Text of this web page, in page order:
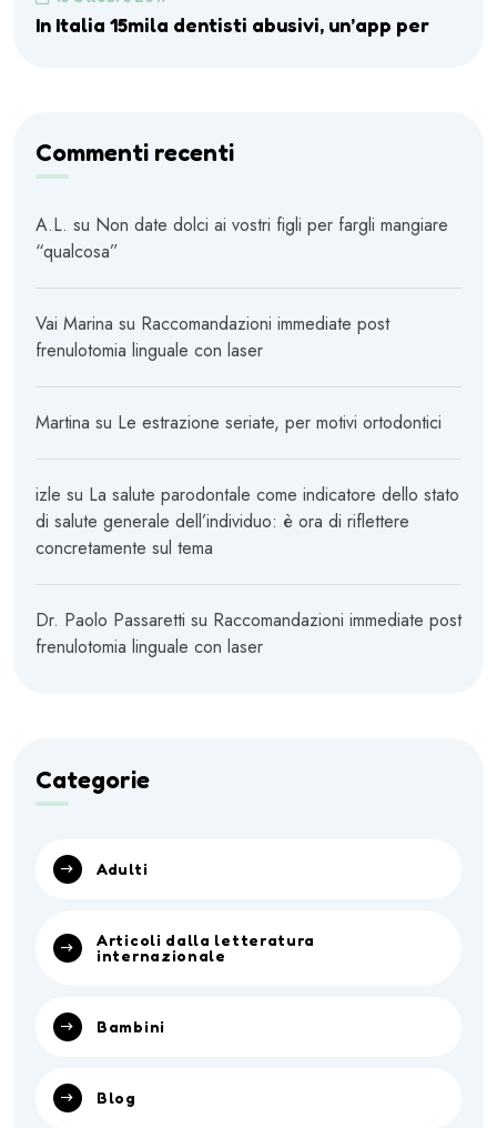
In Italia 15mila dentisti abusivi, un’app per
Commenti recenti
A.L. su Non date dolci ai vostri figli per fargli mangiare
“qualcosa”
Vai Marina su Raccomandazioni immediate post
frenulotomia linguale con laser
Martina su Le estrazione seriate, per motivi ortodontici
izle su La salute parodontale come indicatore dello stato
di salute generale dell’individuo: è ora di riflettere
concretamente sul tema
Dr. Paolo Passaretti su Raccomandazioni immediate post
frenulotomia linguale con laser
Categorie
Adulti
Articoli dalla letteratura
internazionale
Bambini
Blog